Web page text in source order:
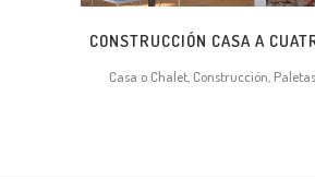
CONSTRUCCIÓN CASA A
Casa o Chalet, Construcción,